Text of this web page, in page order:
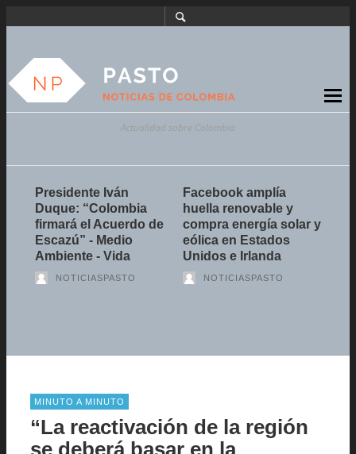
Actualidad sobre Colombia
Presidente Iván
Duque: “Colombia
firmará el Acuerdo de
Escazú” - Medio
Ambiente - Vida
NOTICIASPASTO
Facebook amplía
huella renovable y
compra energía solar y
eólica en Estados
Unidos e Irlanda
NOTICIASPASTO
MINUTO A MINUTO
“La reactivación de la región